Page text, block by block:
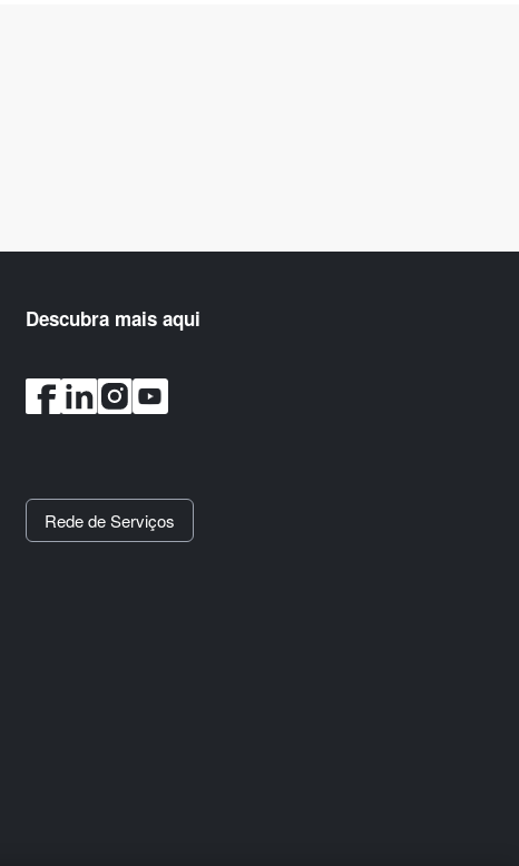
Descubra mais aqui
Rede de Serviços